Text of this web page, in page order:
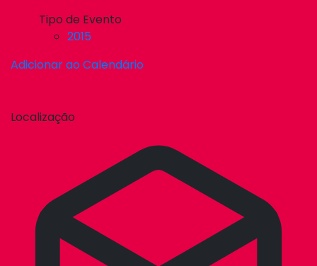
Tipo de Evento
2015
Adicionar ao Calendário
Localização